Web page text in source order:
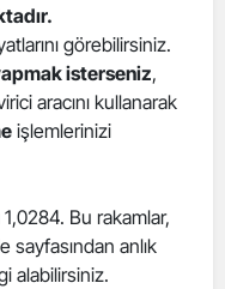
görebilirsiniz.
isterseniz,
aracını kullanarak
işlemlerinizi
1,0284. Bu rakamlar,
sayfasından anlık
alabilirsiniz.